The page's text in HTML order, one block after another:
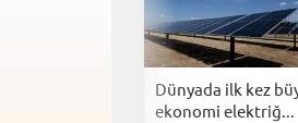
Dünyada ilk kez
ekonomi elektriğ...